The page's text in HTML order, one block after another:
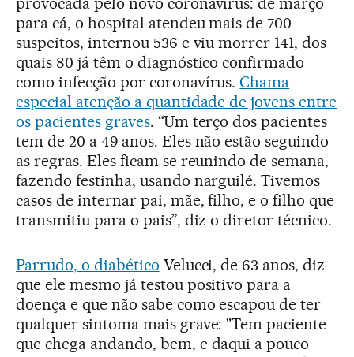
para cá, o hospital atendeu mais de 700
suspeitos, internou 536 e viu morrer 141, dos
quais 80 já têm o diagnóstico confirmado
como infecção por coronavírus.Chama
especial atenção a quantidade de jovens entre
os pacientes graves. “Um terço dos pacientes
tem de 20 a 49 anos. Eles não estão seguindo
as regras. Eles ficam se reunindo de semana,
fazendo festinha, usando narguilé. Tivemos
casos de internar pai, mãe, filho, e o filho que
transmitiu para o pais”, diz o diretor técnico.
Parrudo, o diabético Velucci, de 63 anos, diz
que ele mesmo já testou positivo para a
doença e que não sabe como escapou de ter
qualquer sintoma mais grave: "Tem paciente
que chega andando, bem, e daqui a pouco